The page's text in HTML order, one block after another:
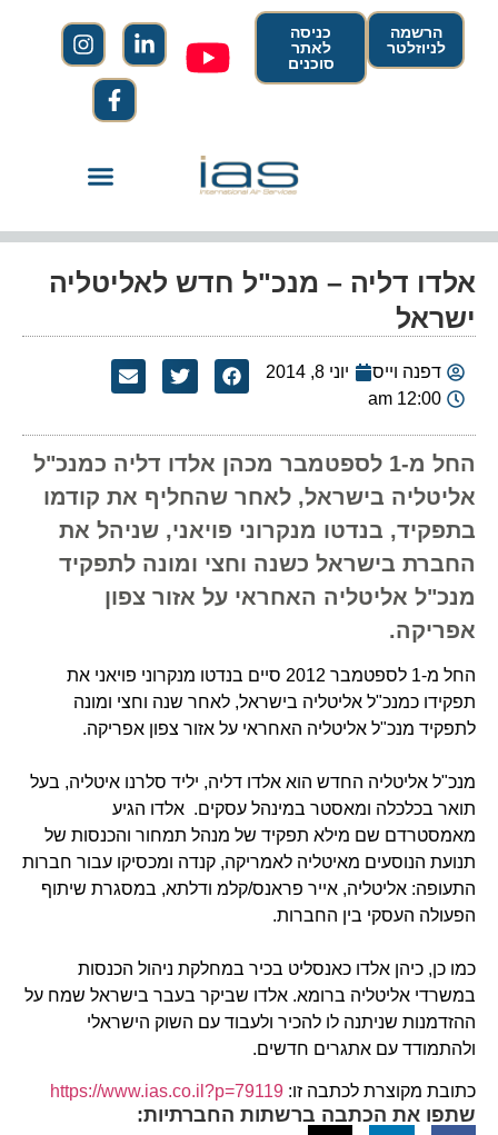
הרשמה
לניוזלטר
כניסה
לאתר
סוכנים
אלדו דליה – מנכ"ל חדש לאליטליה
ישראל
דפנה וייס
יוני 8, 2014
12:00 am
החל מ-1 לספטמבר מכהן אלדו דליה כמנכ"ל
אליטליה בישראל, לאחר שהחליף את קודמו
בתפקיד, בנדטו מנקרוני פויאני, שניהל את
החברת בישראל כשנה וחצי ומונה לתפקיד
מנכ"ל אליטליה האחראי על אזור צפון
אפריקה.
החל מ-1 לספטמבר 2012 סיים בנדטו מנקרוני פויאני את
תפקידו כמנכ"ל אליטליה בישראל, לאחר שנה וחצי ומונה
לתפקיד מנכ"ל אליטליה האחראי על אזור צפון אפריקה.
מנכ"ל אליטליה החדש הוא אלדו דליה, יליד סלרנו איטליה, בעל
תואר בכלכלה ומאסטר במינהל עסקים. אלדו הגיע
מאמסטרדם שם מילא תפקיד של מנהל תמחור והכנסות של
תנועת הנוסעים מאיטליה לאמריקה, קנדה ומכסיקו עבור חברות
התעופה: אליטליה, אייר פראנס/קלמ ודלתא, במסגרת שיתוף
הפעולה העסקי בין החברות.
כמו כן, כיהן אלדו כאנסליט בכיר במחלקת ניהול הכנסות
במשרדי אליטליה ברומא. אלדו שביקר בעבר בישראל שמח על
ההזדמנות שניתנה לו להכיר ולעבוד עם השוק הישראלי
ולהתמודד עם אתגרים חדשים.
כתובת מקוצרת לכתבה זו: https://www.ias.co.il?p=79119
שתפו את הכתבה ברשתות החברתיות: